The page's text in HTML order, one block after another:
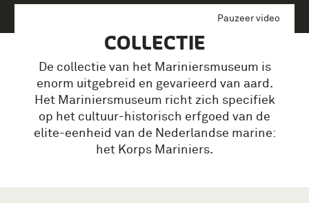
Pauzeer video
COLLECTIE
De collectie van het Mariniersmuseum is
enorm uitgebreid en gevarieerd van aard.
Het Mariniersmuseum richt zich specifiek
op het cultuur-historisch erfgoed van de
elite-eenheid van de Nederlandse marine:
het Korps Mariniers.